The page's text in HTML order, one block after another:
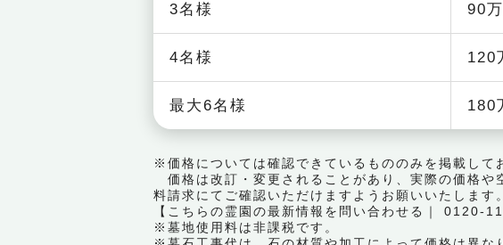
3名様 90
4名様 120
最大6名様 180
※価格については確認できているもののみを掲載して
価格は改訂・変更されることがあり、実際の価格や
料請求にてご確認いただけますようお願いいたします。
【こちらの霊園の最新情報を問い合わせる｜ 0120-
※墓地使用料は非課税です。